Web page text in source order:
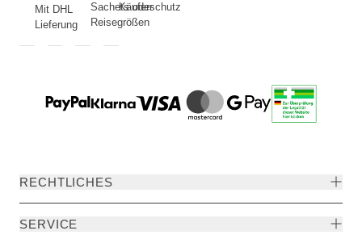
Mit DHL
Lieferung
Sachets oder
Reisegrößen
Käuferschutz
RECHTLICHES
SERVICE